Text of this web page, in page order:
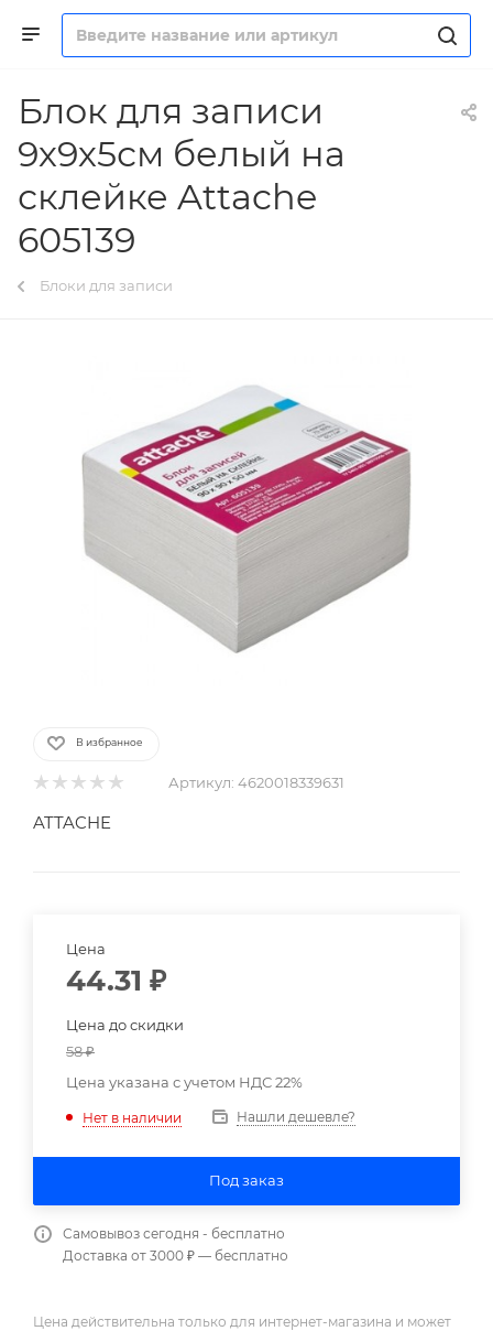
Блок для записи
9х9х5см белый на
склейке Attache
605139
Блоки для записи
В избранное
Артикул: 4620018339631
ATTACHE
Цена
44.31 ₽
Цена до скидки
58₽
Цена указана с учетом НДС 22%
Нет в наличии Нашли дешевле?
Под заказ
Самовывоз сегодня - бесплатно
Доставка от 3000 ₽ — бесплатно
Цена действительна только для интернет-магазина и может